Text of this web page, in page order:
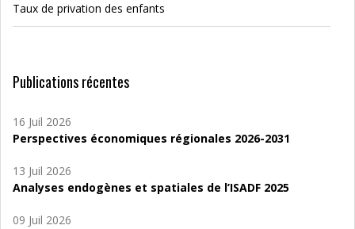
Taux de privation des enfants
Publications récentes
16 Juil 2026
Perspectives économiques régionales 2026-2031
13 Juil 2026
Analyses endogènes et spatiales de l’ISADF 2025
09 Juil 2026